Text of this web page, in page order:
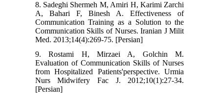
8. Sadeghi Shermeh M, Amiri H, Karimi Zarchi
A, Bahari F, Binesh A. Effectiveness of
Communication Training as a Solution to the
Communication Skills of Nurses. Iranian J Milit
Med. 2013;14(4):269-75. [Persian]
9. Rostami H, Mirzaei A, Golchin M.
Evaluation of Communication Skills of Nurses
from Hospitalized Patients'perspective. Urmia
Nurs Midwifery Fac J. 2012;10(1):27-34.
[Persian]